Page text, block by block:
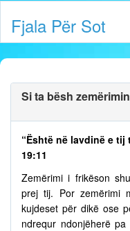
Fjala Për Sot
Si ta bësh
“Është në lavdinë e tij
19:11
Zemërimi i frikëson
prej tij. Por zemërimi
kujdeset për dikë ose
ndrequr ndonjëherë